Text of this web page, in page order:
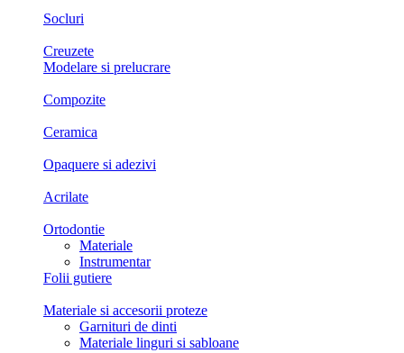
Socluri
Creuzete
Modelare si prelucrare
Compozite
Ceramica
Opaquere si adezivi
Acrilate
Ortodontie
Materiale
Instrumentar
Folii gutiere
Materiale si accesorii proteze
Garnituri de dinti
Materiale linguri si sabloane